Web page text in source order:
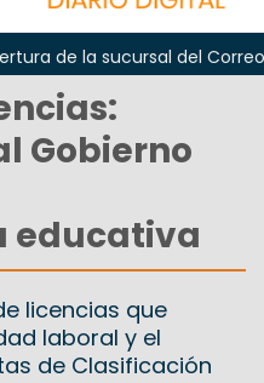
la sucursal del Correo
Gobierno
educativa
licencias que
laboral y el
de Clasificación